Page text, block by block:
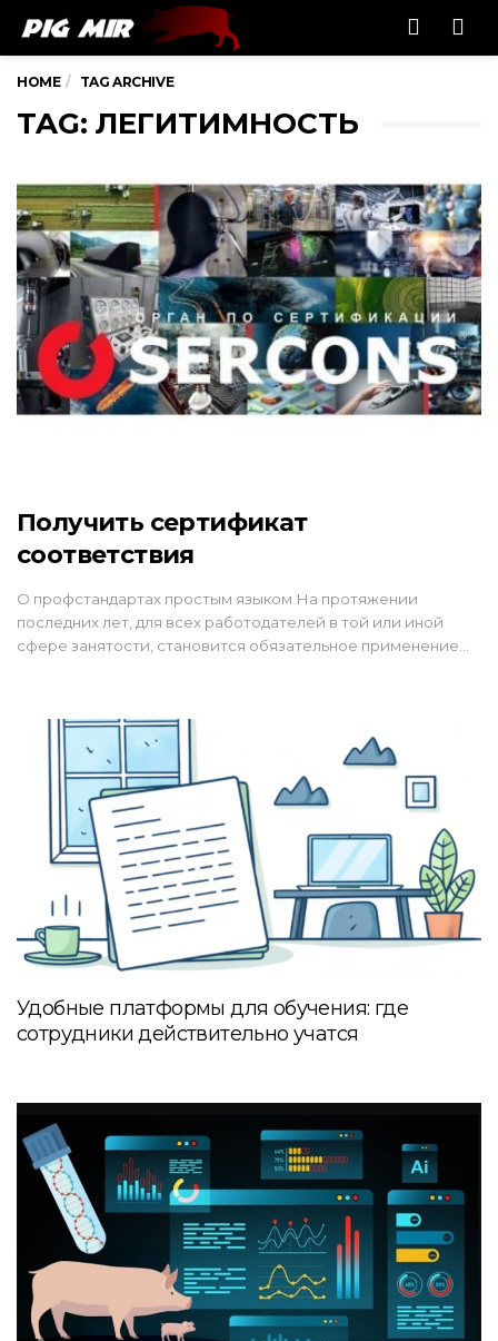
HOME TAG ARCHIVE
TAG: ЛЕГИТИМНОСТЬ
Получить сертификат
соответствия
О профстандартах простым языком На протяжении
последних лет, для всех работодателей в той или иной
сфере занятости, становится обязательное применение…
Удобные платформы для обучения: где
сотрудники действительно учатся